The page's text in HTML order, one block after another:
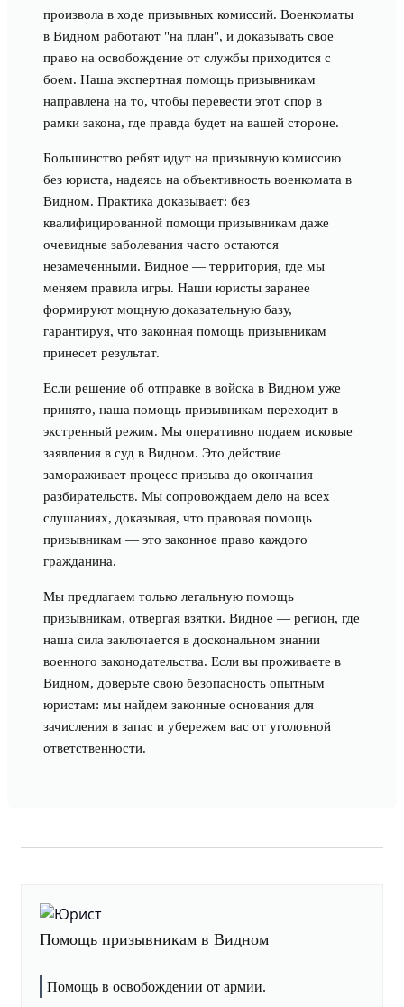
произвола в ходе призывных комиссий. Военкоматы
в Видном работают "на план", и доказывать свое
право на освобождение от службы приходится с
боем. Наша экспертная помощь призывникам
направлена на то, чтобы перевести этот спор в
рамки закона, где правда будет на вашей стороне.
Большинство ребят идут на призывную комиссию
без юриста, надеясь на объективность военкомата в
Видном. Практика доказывает: без
квалифицированной помощи призывникам даже
очевидные заболевания часто остаются
незамеченными. Видное — территория, где мы
меняем правила игры. Наши юристы заранее
формируют мощную доказательную базу,
гарантируя, что законная помощь призывникам
принесет результат.
Если решение об отправке в войска в Видном уже
принято, наша помощь призывникам переходит в
экстренный режим. Мы оперативно подаем исковые
заявления в суд в Видном. Это действие
замораживает процесс призыва до окончания
разбирательств. Мы сопровождаем дело на всех
слушаниях, доказывая, что правовая помощь
призывникам — это законное право каждого
гражданина.
Мы предлагаем только легальную помощь
призывникам, отвергая взятки. Видное — регион, где
наша сила заключается в доскональном знании
военного законодательства. Если вы проживаете в
Видном, доверьте свою безопасность опытным
юристам: мы найдем законные основания для
зачисления в запас и убережем вас от уголовной
ответственности.
Помощь призывникам в Видном
Помощь в освобождении от армии.